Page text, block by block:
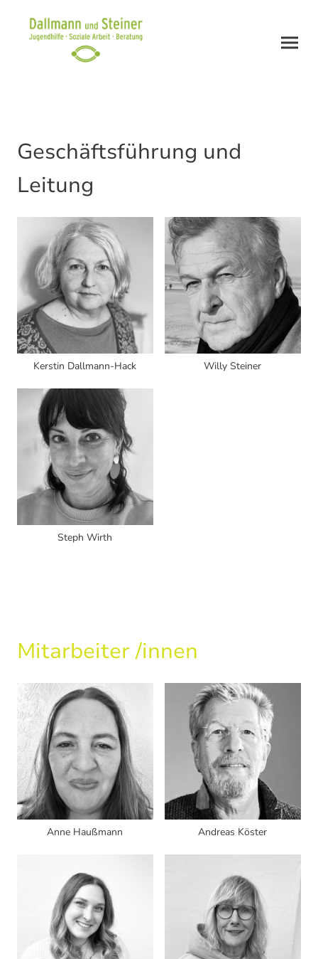
Geschäftsführung und
Leitung
Kerstin Dallmann-Hack Willy Steiner
Steph Wirth
Mitarbeiter /innen
Anne Haußmann Andreas Köster